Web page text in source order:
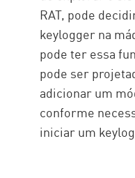
RAT, pode
keylogger na
pode ter essa
pode ser
adicionar um
conforme
iniciar um